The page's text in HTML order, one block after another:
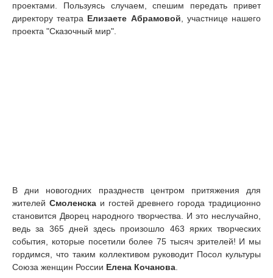
проектами. Пользуясь случаем, спешим передать привет
директору театра Елизаете Абрамовой, участнице нашего
проекта "Сказочный мир".
В дни новогодних празднеств центром притяжения для
жителей Смоленскаи гостей древнего города традиционно
становится Дворец народного творчества. И это неслучайно,
ведь за 365 дней здесь произошло 463 ярких творческих
события, которые посетили более 75 тысяч зрителей! И мы
гордимся, что таким коллективом руководит Посол культуры
Союза женщин России Елена Кочанова